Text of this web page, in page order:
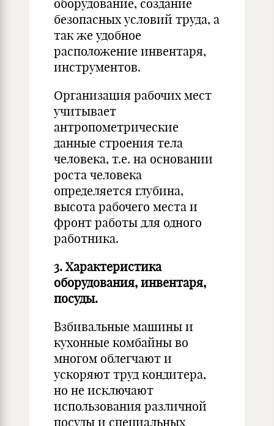
оборудование, создание
безопасных условий труда, а
так же удобное
расположение инвентаря,
инструментов.
Организация рабочих мест
учитывает
антропометрические
данные строения тела
человека, т.е. на основании
роста человека
определяется глубина,
высота рабочего места и
фронт работы для одного
работника.
3. Характеристика
оборудования, инвентаря,
посуды.
Взбивальные машины и
кухонные комбайны во
многом облегчают и
ускоряют труд кондитера,
но не исключают
использования различной
посуды и специальных